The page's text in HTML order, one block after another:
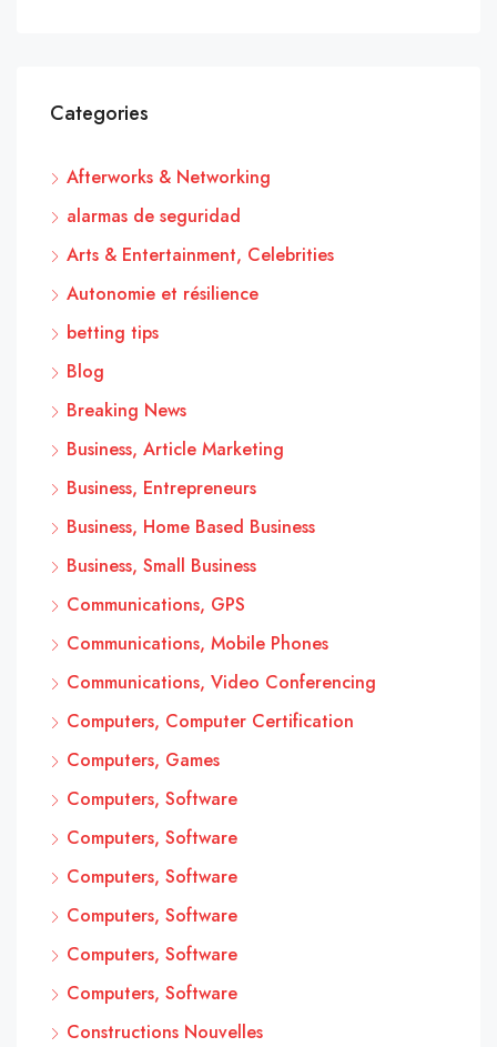
Categories
Afterworks & Networking
alarmas de seguridad
Arts & Entertainment, Celebrities
Autonomie et résilience
betting tips
Blog
Breaking News
Business, Article Marketing
Business, Entrepreneurs
Business, Home Based Business
Business, Small Business
Communications, GPS
Communications, Mobile Phones
Communications, Video Conferencing
Computers, Computer Certification
Computers, Games
Computers, Software
Computers, Software
Computers, Software
Computers, Software
Computers, Software
Computers, Software
Constructions Nouvelles